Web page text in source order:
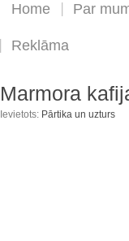
Home Par
Reklāma
Marmora
Ievietots: Pārtika un uzturs